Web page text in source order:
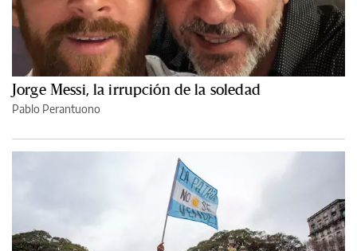
Jorge Messi, la irrupción de la soledad
Pablo Perantuono